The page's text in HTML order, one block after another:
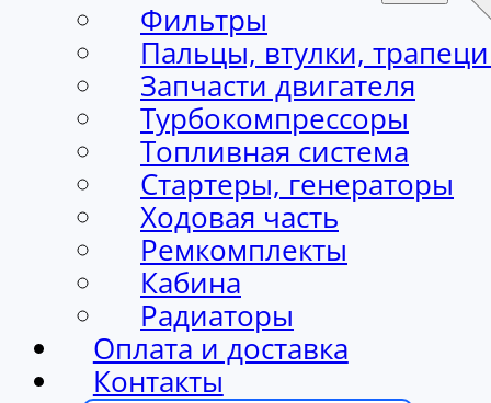
Фильтры
Пальцы, втулки,
Запчасти двигателя
Турбокомпрессоры
Топливная система
Стартеры, генераторы
Ходовая часть
Ремкомплекты
Кабина
Радиаторы
Оплата и доставка
Контакты